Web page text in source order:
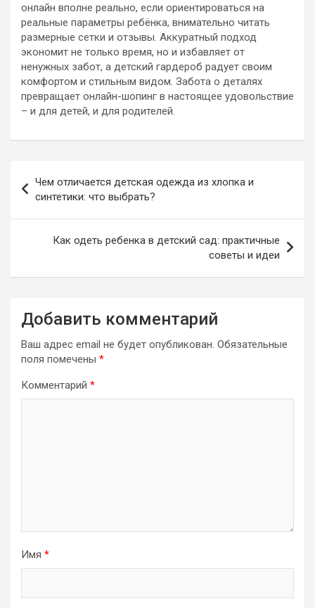
онлайн вполне реально, если ориентироваться на
реальные параметры ребёнка, внимательно читать
размерные сетки и отзывы. Аккуратный подход
экономит не только время, но и избавляет от
ненужных забот, а детский гардероб радует своим
комфортом и стильным видом. Забота о деталях
превращает онлайн-шопинг в настоящее удовольствие
– и для детей, и для родителей.
по
записям
Чем отличается детская одежда из хлопка и
синтетики: что выбрать?
Как одеть ребенка в детский сад: практичные
советы и идеи
Добавить комментарий
Ваш адрес email не будет опубликован. Обязательные
поля помечены *
Комментарий *
Имя *